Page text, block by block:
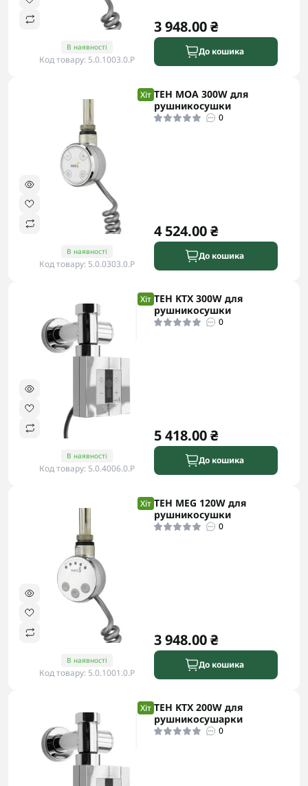
В наявності
Код товару: 5.0.1003.0.P
3 948.00 ₴
До кошика
Хіт
В наявності
Код товару: 5.0.0303.0.P
ТЕН MOA 300W для
рушникосушки
0
4 524.00 ₴
До кошика
Хіт
В наявності
Код товару: 5.0.4006.0.P
ТЕН KTX 300W для
рушникосушки
0
5 418.00 ₴
До кошика
Хіт
В наявності
Код товару: 5.0.1001.0.P
ТЕН MEG 120W для
рушникосушки
0
3 948.00 ₴
До кошика
Хіт ТЕН KTX 200W для
рушникосушарки
0